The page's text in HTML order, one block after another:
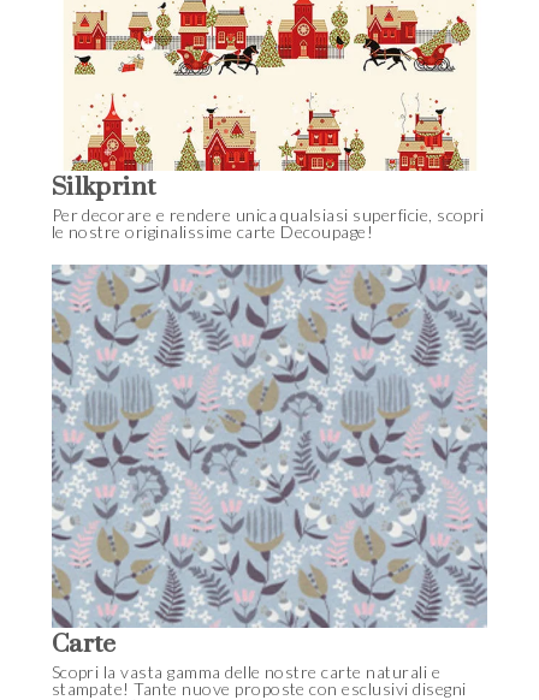
Silkprint
Per decorare e rendere unica qualsiasi superficie, scopri
le nostre originalissime carte Decoupage!
Carte
Scopri la vasta gamma delle nostre carte naturali e
stampate! Tante nuove proposte con esclusivi disegni